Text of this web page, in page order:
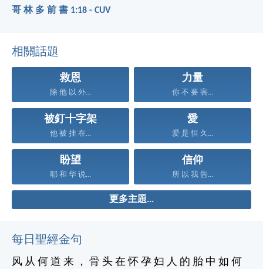
哥 林 多 前 書 1:18 - CUV
相關話題
救恩
除 他 以 外...
力量
你 不 要 害...
被釘十字架
他 被 挂 在...
愛
爱 是 恒 久...
盼望
耶 和 华 说...
信仰
所 以 我 告...
更多主題...
每日聖經金句
风 从 何 道 来 ， 骨 头 在 怀 孕 妇 人 的 胎 中 如 何